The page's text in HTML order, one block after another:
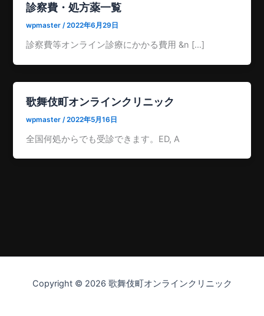
診察費・処方薬一覧
wpmaster/2022年6月29日
診察費等オンライン診療にかかる費用 &n […]
歌舞伎町オンラインクリニック
wpmaster /2022年5月16日
全国何処からでも受診できます。ED, A
Copyright © 2026 歌舞伎町オンラインクリニック